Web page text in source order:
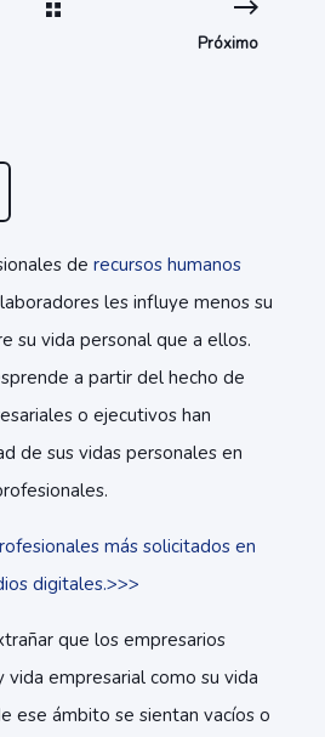
Próximo
de recursos humanos
les influye menos su
su vida personal que a ellos.
a partir del hecho de
o ejecutivos han
de sus vidas personales en
más solicitados en
digitales.>>>
que los empresarios
vida empresarial como su vida
ese ámbito se sientan vacíos o